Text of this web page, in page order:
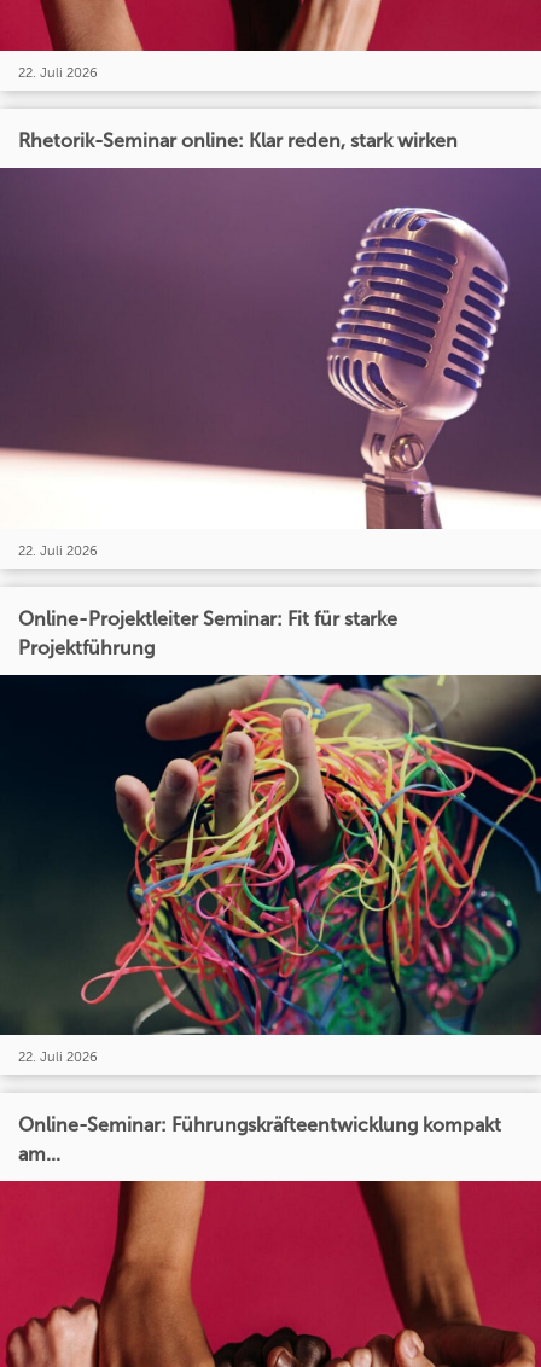
22. Juli 2026
Rhetorik-Seminar online: Klar reden, stark wirken
22. Juli 2026
Online-Projektleiter Seminar: Fit für starke
Projektführung
22. Juli 2026
Online-Seminar: Führungskräfteentwicklung kompakt
am...